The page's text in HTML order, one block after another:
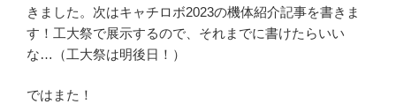
きました。次はキャチロボ2023の機体紹介記事を書きま
す！工大祭で展示するので、それまでに書けたらいい
な…（工大祭は明後日！）
ではまた！